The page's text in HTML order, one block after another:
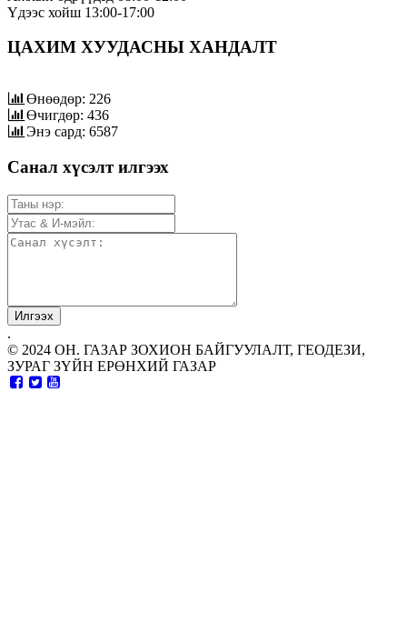
Үдээс хойш 13:00-17:00
ЦАХИМ ХУУДАСНЫ ХАНДАЛТ
Өнөөдөр: 226
Өчигдөр: 436
Энэ сард: 6587
Санал хүсэлт илгээх
.
© 2024 ОН. ГАЗАР ЗОХИОН БАЙГУУЛАЛТ, ГЕОДЕЗИ,
ЗУРАГ ЗҮЙН ЕРӨНХИЙ ГАЗАР